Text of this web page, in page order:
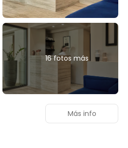
16 fotos más
Más info